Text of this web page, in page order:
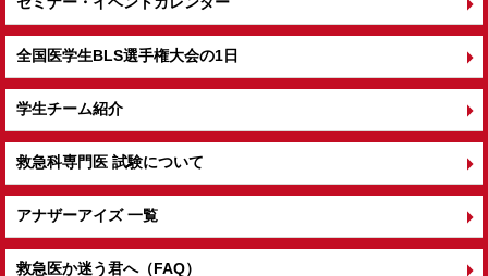
全国医学生BLS選手権大会の1日
学生チーム紹介
救急科専門医 試験について
アナザーアイズ 一覧
救急医か迷う君へ（FAQ）